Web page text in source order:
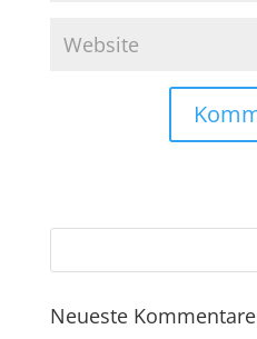
Neueste Kommentare